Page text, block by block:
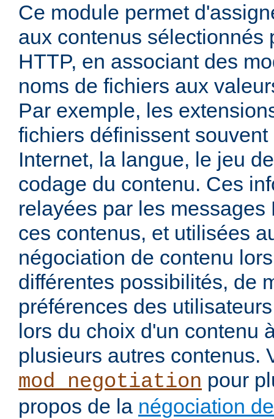
Ce module permet
aux contenus sélectionnés
HTTP, en associant des
noms de fichiers aux
Par exemple, les
fichiers définissent
Internet, la langue, le jeu
codage du contenu. Ces
relayées par les
ces contenus, et utilisées
négociation de contenu
différentes possibilités, de
préférences des
lors du choix d'un contenu
plusieurs autres contenus.
mod_negotiation pour
propos de la négociation